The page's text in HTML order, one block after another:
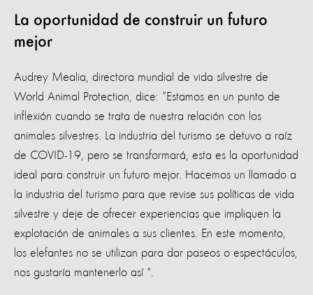
La oportunidad de construir un futuro
mejor
Audrey Mealia, directora mundial de vida silvestre de
World Animal Protection, dice: “Estamos en un punto de
inflexión cuando se trata de nuestra relación con los
animales silvestres. La industria del turismo se detuvo a raíz
de COVID-19, pero se transformará, esta es la oportunidad
ideal para construir un futuro mejor. Hacemos un llamado a
la industria del turismo para que revise sus políticas de vida
silvestre y deje de ofrecer experiencias que impliquen la
explotación de animales a sus clientes. En este momento,
los elefantes no se utilizan para dar paseos o espectáculos,
nos gustaría mantenerlo así ".